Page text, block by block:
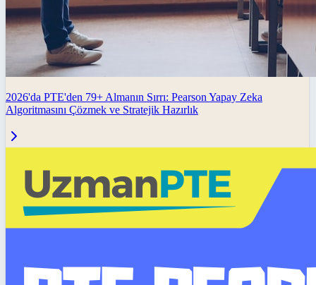
2026'da PTE'den 79+ Almanın Sırrı: Pearson Yapay Zeka
Algoritmasını Çözmek ve Stratejik Hazırlık